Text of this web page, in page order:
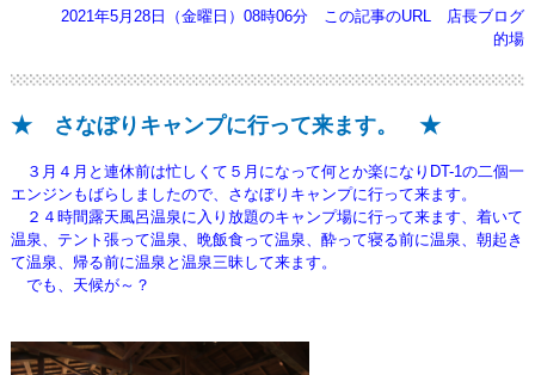
2021年5月28日（金曜日）08時06分 この記事のURL
店長ブログ
的場
★ さなぼりキャンプに行って来ます。 ★
３月４月と連休前は忙しくて５月になって何とか楽になりDT-1の二個一
エンジンもばらしましたので、さなぼり キャンプに行って来ます。
２４時間露天風呂温泉に入り放題のキャンプ場に行って来ます、 着いて
温泉、テント張って温泉、晩飯食って温泉、酔って寝る前に温泉、朝起き
て温泉、帰る前に温泉と 温泉三昧して来ます。
でも、天候が～？